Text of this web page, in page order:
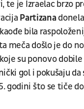
te je Izraelac brzo
Partizana
bila
meča došlo je do
su ponovo
gol i pokušaju da
godini što se tiče